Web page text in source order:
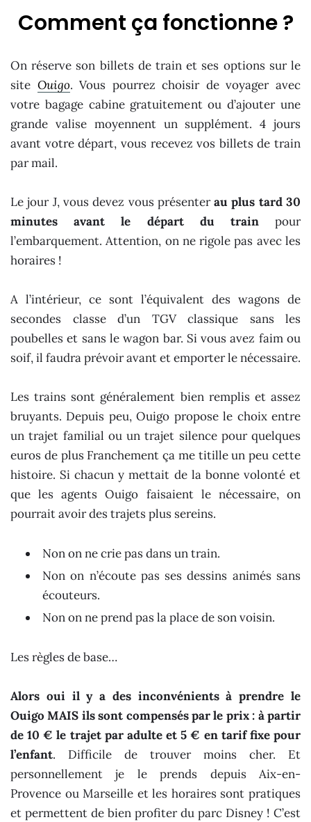
Comment ça fonctionne ?
On réserve son billets de train et ses options sur le
site Ouigo. Vous pourrez choisir de voyager avec
votre bagage cabine gratuitement ou d’ajouter une
grande valise moyennent un supplément. 4 jours
avant votre départ, vous recevez vos billets de train
par mail.
Le jour J, vous devez vous présenterau plus tard 30
minutes avant le départ du trainpour
l’embarquement. Attention, on ne rigole pas avec les
horaires !
A l’intérieur, ce sont l’équivalent des wagons de
secondes classe d’un TGV classique sans les
poubelles et sans le wagon bar. Si vous avez faim ou
soif, il faudra prévoir avant et emporter le nécessaire.
Les trains sont généralement bien remplis et assez
bruyants. Depuis peu, Ouigo propose le choix entre
un trajet familial ou un trajet silence pour quelques
euros de plus Franchement ça me titille un peu cette
histoire. Si chacun y mettait de la bonne volonté et
que les agents Ouigo faisaient le nécessaire, on
pourrait avoir des trajets plus sereins.
Non on ne crie pas dans un train.
Non on n’écoute pas ses dessins animés sans
écouteurs.
Non on ne prend pas la place de son voisin.
Les règles de base…
Alors oui il y a des inconvénients à prendre le
Ouigo MAIS ils sont compensés par le prix : à partir
de 10 € le trajet par adulte et 5 € en tarif fixe pour
l’enfant. Difficile de trouver moins cher. Et
personnellement je le prends depuis Aix-en-
Provence ou Marseille et les horaires sont pratiques
et permettent de bien profiter du parc Disney ! C’est